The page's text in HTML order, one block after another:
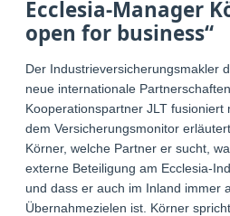
Ecclesia-Manager
open for business“
Der Industrieversicherungsmakler
neue internationale
Kooperationspartner JLT
dem Versicherungsmonitor
Körner, welche Partner er sucht,
externe Beteiligung am Ecclesia-
und dass er auch im Inland immer
Übernahmezielen ist. Körner